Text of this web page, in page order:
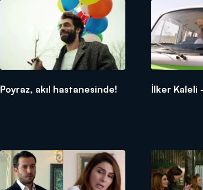
Poyraz, akıl hastanesinde! İlker Kaleli